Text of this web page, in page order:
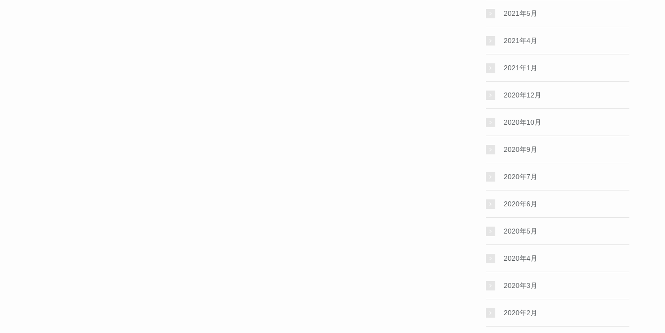
2021年5月
2021年4月
2021年1月
2020年12月
2020年10月
2020年9月
2020年7月
2020年6月
2020年5月
2020年4月
2020年3月
2020年2月